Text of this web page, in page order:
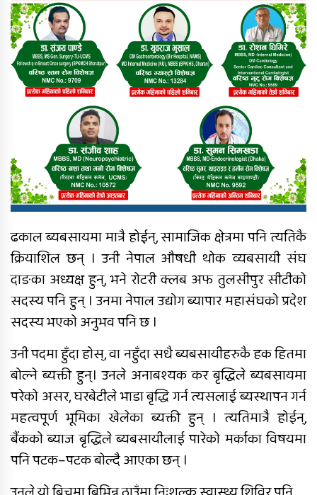
ढकाल ब्यबसायमा मात्रै होईन्, सामाजिक क्षेत्रमा पनि त्यतिकै
क्रियाशिल छन् । उनी नेपाल औषधी थोक व्यबसायी संघ
दाङका अध्यक्ष हुन्, भने रोटरी क्लब अफ तुलसीपुर सीटीको
सदस्य पनि हुन् । उनमा नेपाल उद्योग ब्यापार महासंघको प्रदेश
सदस्य भएको अनुभव पनि छ ।
उनी पदमा हुँदा होस्, वा नहुँदा सधै ब्यबसायीहरुकै हक हितमा
बोल्ने ब्यक्ती हुन्। उनले अनाबश्यक कर बृद्धिले ब्यबसायमा
परेको असर, घरबेटीले भाडा बृद्धि गर्न त्यसलाई ब्यस्थापन गर्न
महत्वपूर्ण भूमिका खेलेका ब्यक्ती हुन् । त्यतिमात्रै होईन्,
बैंकको ब्याज बृद्धिले ब्यबसायीलाई पारेको मर्काका विषयमा
पनि पटक–पटक बोल्दै आएका छन् ।